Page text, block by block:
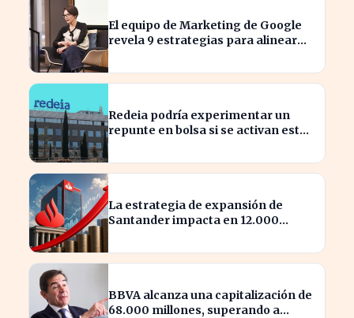
El equipo de Marketing de Google
revela 9 estrategias para alinear
Redeia podría experimentar un
repunte en bolsa si se activan estos
La estrategia de expansión de
Santander impacta en 12.000
BBVA alcanza una capitalización de
68.000 millones, superando a